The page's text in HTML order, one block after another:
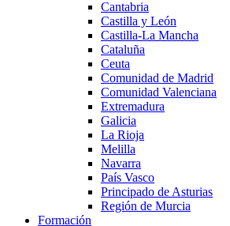
Cantabria
Castilla y León
Castilla-La Mancha
Cataluña
Ceuta
Comunidad de Madrid
Comunidad Valenciana
Extremadura
Galicia
La Rioja
Melilla
Navarra
País Vasco
Principado de Asturias
Región de Murcia
Formación